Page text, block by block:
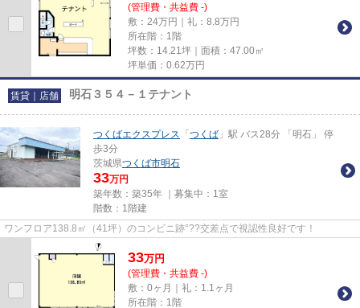
(管理費・共益費 -)
敷：24万円｜礼：8.8万円
所在階：1階
坪数：14.21坪｜面積：47.00㎡
坪単価： 0.62万円
賃貸｜店舗 明石３５４－１テナント
つくばエクスプレス 「 つくば 」駅 バス28分 「明石」 停
歩3分
茨城県つくば市明石
33万円
築年数：築35年 ｜募集中： 1室
階数：1階建
ワンフロア138.8㎡（41坪）のコンビニ跡°??交差点で視認性良好です！
33万円
(管理費・共益費 -)
敷：0ヶ月｜礼：1.1ヶ月
所在階：1階